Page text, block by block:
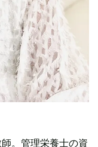
。管理栄養士の資